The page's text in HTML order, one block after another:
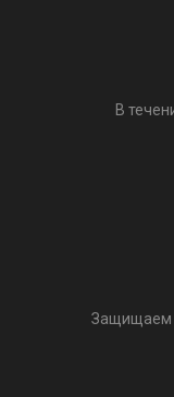
В
Защищаем